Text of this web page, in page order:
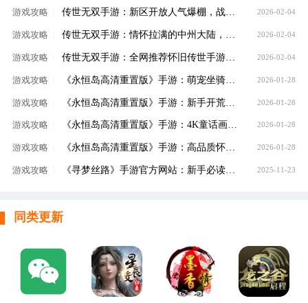
游戏攻略 传世无双手游：新区开放人气爆棚，战法道+元神双线养成，装备全靠打，公平对决！ 2026-02-04
游戏攻略 2026-02-04
游戏攻略 传世无双手游：全网推荐怀旧传世手游，自动回收挂机，平民玩家轻松畅玩 2026-02-04
游戏攻略 《永恒岛高清重置版》手游：萌宠坐骑深度养成，宠物融合进阶，S级神宠助力冒险之旅 2026-01-28
游戏攻略 ​《永恒岛高清重置版》手游：新手开荒全攻略，从职业选择到资源规划，少走弯路快速成长 2026-01-28
游戏攻略 ​《永恒岛高清重置版》手游：4K童话画质复刻彩虹岛，十六年情怀回归，重温爱丽丝之境冒险 2026-01-28
游戏攻略 ​《永恒岛高清重置版》手游：高品质怀旧不肝不氪，每日任务轻松，适合养老的长期手游 2026-01-28
游戏攻略 《寻梦丝路》手游官方网站：新手必读全流程攻略与核心玩法解析 2025-11-23
同类更新